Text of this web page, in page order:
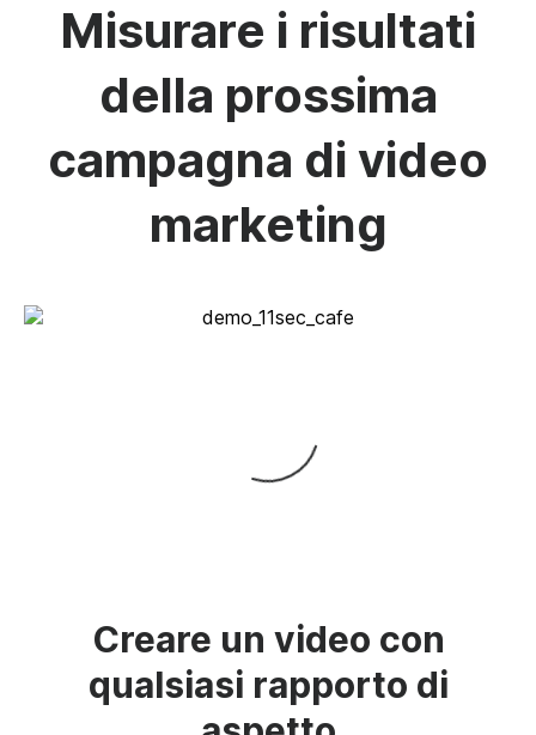
Misurare i risultati
della prossima
campagna di video
marketing
Creare un video con
qualsiasi rapporto di